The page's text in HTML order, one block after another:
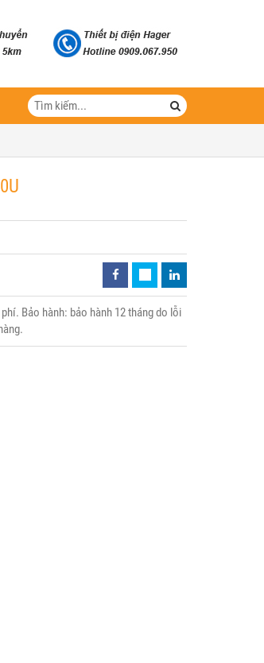
Bảo hành: bảo hành 12 tháng do lỗi